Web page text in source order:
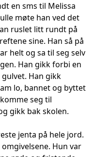
en sms til Melissa
møte han ved det
ruslet litt rundt på
sine. Han så på
helt og sa til seg selv
Han gikk forbi en
Han gikk
lo, bannet og byttet
seg til
gikk bak skolen.
jenta på hele jord.
Hun var